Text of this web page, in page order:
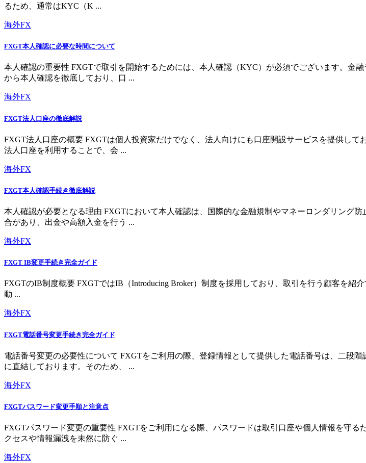
るため、通常はKYC（K ...
海外FX
FXGT本人確認に必要な時間について
本人確認の重要性 FXGTで取引を開始するためには、本人確認（KYC）が必須でございます。金
から本人確認を徹底しており、口 ...
海外FX
FXGT法人口座の徹底解説
FXGT法人口座の概要 FXGTは個人投資家だけでなく、法人向けにも口座開設サービスを提供し
法人口座を利用することで、会 ...
海外FX
FXGT本人確認手続き徹底解説
本人確認が必要となる理由 FXGTにおいて本人確認は、国際的な金融規制やマネーロンダリング
合があり、出金や高額入金を行う ...
海外FX
FXGT IB変更手続き完全ガイド
FXGTのIB制度概要 FXGTではIB（Introducing Broker）制度を採用しており、取引を行う顧客を
動 ...
海外FX
FXGT電話番号変更手続き完全ガイド
電話番号変更の必要性について FXGTをご利用の際、登録情報として提供した電話番号は、二段
に直結しております。そのため、 ...
海外FX
FXGTパスワード変更手順と注意点
FXGTパスワード変更の重要性 FXGTをご利用になる際、パスワードは取引口座や個人情報を守
クセスや情報漏洩を未然に防ぐ ...
海外FX